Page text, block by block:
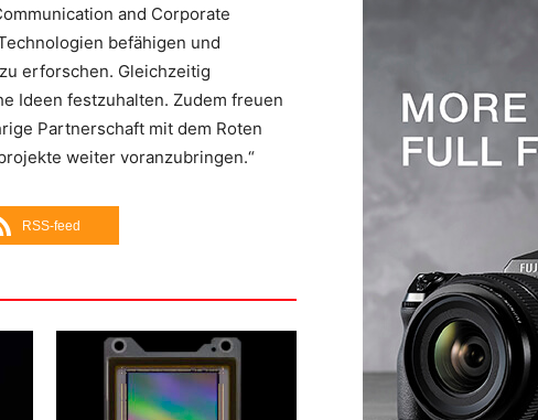
and Corporate
befähigen und
erforschen. Gleichzeitig
Ideen festzuhalten. Zudem freuen
Partnerschaft mit dem Roten
weiter voranzubringen.“
RSS-feed